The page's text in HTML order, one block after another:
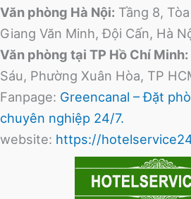
Văn phòng Hà Nội: Tầng 8,
Giang Văn Minh, Đội Cấn, Hà
Văn phòng tại TP Hồ Chí Minh:
Sáu, Phường Xuân Hòa, TP
Fanpage: Greencanal – Đặt
chuyên nghiệp 24/7.
website: https://